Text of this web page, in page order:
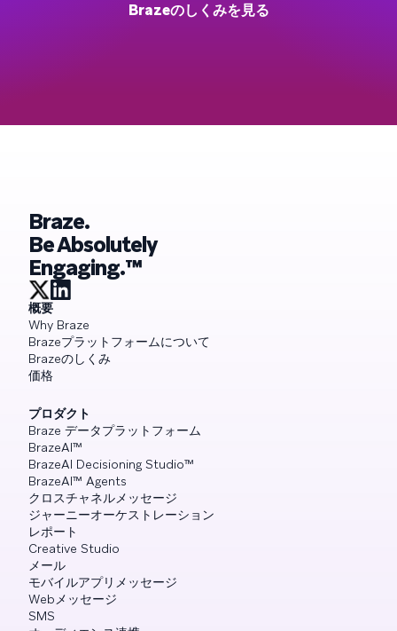
Brazeのしくみを見る
Braze.
Be Absolutely
Engaging.™
概要
Why Braze
Brazeプラットフォームについて
Brazeのしくみ
価格
プロダクト
Braze データプラットフォーム
BrazeAI™
BrazeAI Decisioning Studio™
BrazeAI™ Agents
クロスチャネルメッセージ
ジャーニーオーケストレーション
レポート
Creative Studio
メール
モバイルアプリメッセージ
Webメッセージ
SMS